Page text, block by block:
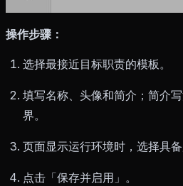
操作步骤：
选择最接近目标职责的模板。
填写名称、头像和简介；简介
界。
页面显示运行环境时，选择具
点击「保存并启用」。